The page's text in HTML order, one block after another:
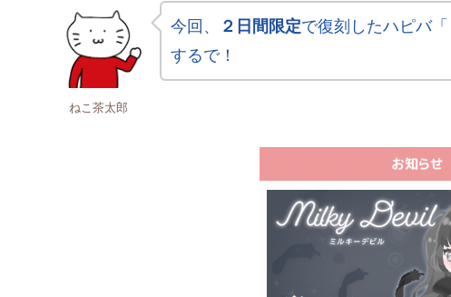
ねこ茶太郎
今回、 ２日間限定で復刻したハピバ「
するで！